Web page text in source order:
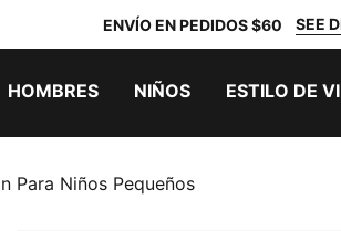
ENVÍO EN PEDIDOS $60 SEE
HOMBRES NIÑOS ESTILO DE
Para Niños Pequeños